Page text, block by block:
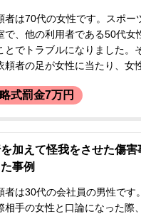
者は70代の女性です。スポー
で、他の利用者である50代女
とでトラブルになりました。
頼者の足が女性に当たり、女
挫などの診断書を警察署に提
した。その後、警察から依頼
り事情聴取が行われ、今後の
が付くことへの強い不安を感
に相談に来られました。
略式罰金7万円
加えて怪我をさせた傷害
事例
者は30代の会社員の男性です
相手の女性と口論になった際